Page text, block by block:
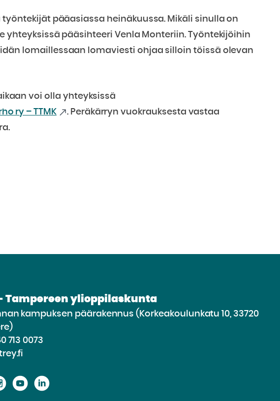
työntekijät pääasiassa heinäkuussa. Mikäli sinulla on
yhteyksissä pääsihteeri Venla Monteriin. Työntekijöihin
lomaillessaan lomaviesti ohjaa silloin töissä olevan
voi olla yhteyksissä
ry – TTMK
. Peräkärryn vuokrauksesta vastaa
- Tampereen ylioppilaskunta
kampuksen päärakennus (Korkeakoulunkatu 10, 33720
713 0073
SiirrySiirrySiirry